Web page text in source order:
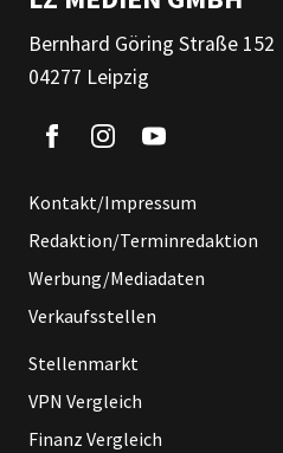
Bernhard Göring Straße 152
04277 Leipzig
Kontakt/Impressum
Redaktion/Terminredaktion
Werbung/Mediadaten
Verkaufsstellen
Stellenmarkt
VPN Vergleich
Finanz Vergleich